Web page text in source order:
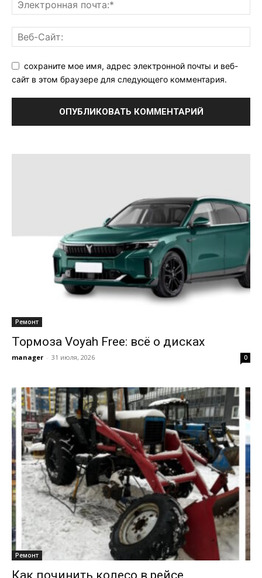
сохраните мое имя, адрес электронной почты и веб-
сайт в этом браузере для следующего комментария.
Ремонт
Тормоза Voyah Free: всё о дисках
manager - 31 июля, 2026 0
Ремонт
Как починить колесо в рейсе